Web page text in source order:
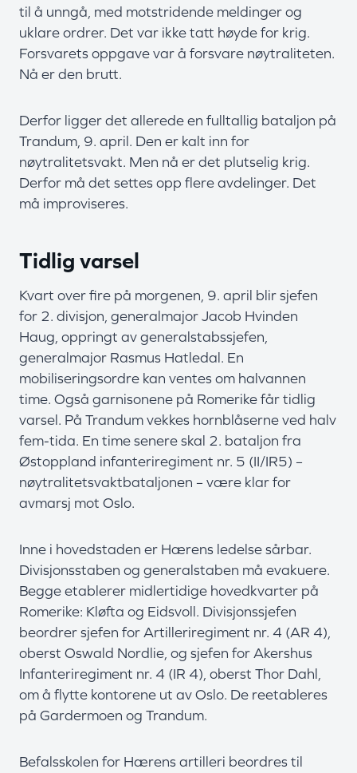
til å unngå, med motstridende meldinger og
uklare ordrer. Det var ikke tatt høyde for krig.
Forsvarets oppgave var å forsvare nøytraliteten.
Nå er den brutt.
Derfor ligger det allerede en fulltallig bataljon på
Trandum, 9. april. Den er kalt inn for
nøytralitetsvakt. Men nå er det plutselig krig.
Derfor må det settes opp flere avdelinger. Det
må improviseres.
Tidlig varsel
Kvart over fire på morgenen, 9. april blir sjefen
for 2. divisjon, generalmajor Jacob Hvinden
Haug, oppringt av generalstabssjefen,
generalmajor Rasmus Hatledal. En
mobiliseringsordre kan ventes om halvannen
time. Også garnisonene på Romerike får tidlig
varsel. På Trandum vekkes hornblåserne ved halv
fem-tida. En time senere skal 2. bataljon fra
Østoppland infanteriregiment nr. 5 (II/IR5) –
nøytralitetsvaktbataljonen – være klar for
avmarsj mot Oslo.
Inne i hovedstaden er Hærens ledelse sårbar.
Divisjonsstaben og generalstaben må evakuere.
Begge etablerer midlertidige hovedkvarter på
Romerike: Kløfta og Eidsvoll. Divisjonssjefen
beordrer sjefen for Artilleriregiment nr. 4 (AR 4),
oberst Oswald Nordlie, og sjefen for Akershus
Infanteriregiment nr. 4 (IR 4), oberst Thor Dahl,
om å flytte kontorene ut av Oslo. De reetableres
på Gardermoen og Trandum.
Befalsskolen for Hærens artilleri beordres til